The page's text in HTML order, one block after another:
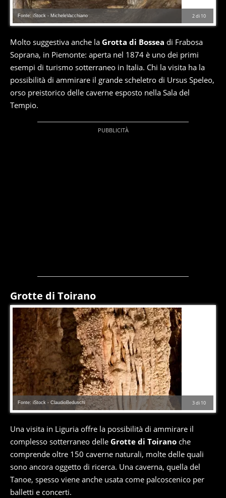
2di 10
Fonte: iStock - MicheleVacchiano
Molto suggestiva anche la Grotta di Bossea di Frabosa
Soprana, in Piemonte: aperta nel 1874 è uno dei primi
esempi di turismo sotterraneo in Italia. Chi la visita ha la
possibilità di ammirare il grande scheletro di Ursus Speleo,
orso preistorico delle caverne esposto nella Sala del
Tempio.
Grotte di Toirano
3di 10
Fonte: iStock - ClaudioBeduschi
Una visita in Liguria offre la possibilità di ammirare il
complesso sotterraneo delle Grotte di Toirano che
comprende oltre 150 caverne naturali, molte delle quali
sono ancora oggetto di ricerca. Una caverna, quella del
Tanoe, spesso viene anche usata come palcoscenico per
balletti e concerti.